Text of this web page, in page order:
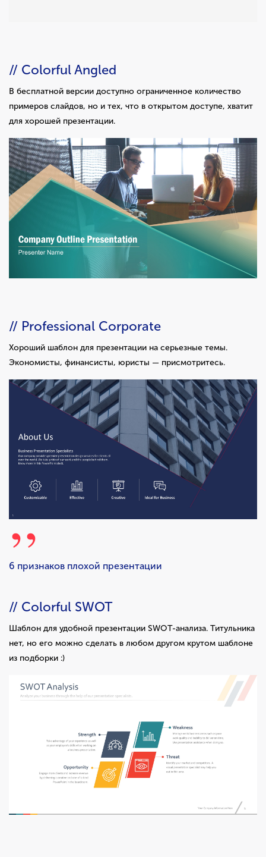
// Colorful Angled
В бесплатной версии доступно ограниченное количество
примеров слайдов, но и тех, что в открытом доступе, хватит
для хорошей презентации.
// Professional Corporate
Хороший шаблон для презентации на серьезные темы.
Экономисты, финансисты, юристы — присмотритесь.
6 признаков плохой презентации
// Colorful SWOT
Шаблон для удобной презентации SWOT-анализа. Титульника
нет, но его можно сделать в любом другом крутом шаблоне
из подборки :)